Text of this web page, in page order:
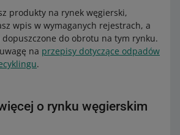
produkty na rynek węgierski,
wpis w wymaganych rejestrach, a
do obrotu na tym rynku.
na przepisy dotyczące odpadów
.
o rynku węgierskim